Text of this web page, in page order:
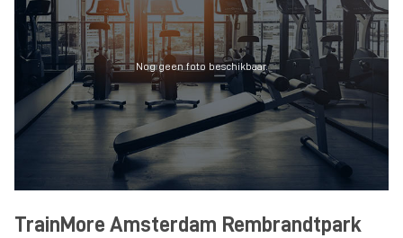
Nog geen foto beschikbaar.
TrainMore Amsterdam Rembrandtpark